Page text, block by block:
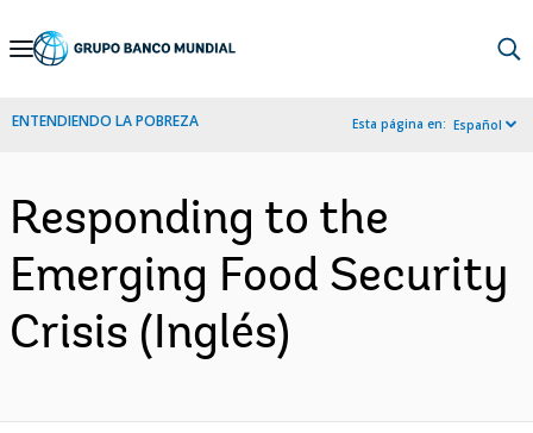
Skip
Navigation
ENTENDIENDO LA POBREZA Esta página en: Español
Responding to the
Emerging Food Security
Crisis (Inglés)